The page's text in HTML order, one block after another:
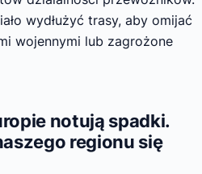
wydłużyć trasy, aby omijać
wojennymi lub zagrożone
notują spadki.
regionu się